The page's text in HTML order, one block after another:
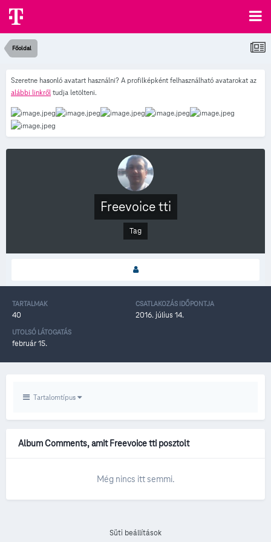
Főoldal
Szeretne hasonló avatart használni? A profilképként felhasználható avatarokat az
alábbi linkről tudja letölteni.
Freevoice tti
Tag
TARTALMAK
40
CSATLAKOZÁS IDŐPONTJA
2016. július 14.
UTOLSÓ LÁTOGATÁS
február 15.
Tartalomtípus
Album Comments, amit Freevoice tti posztolt
Még nincs itt semmi.
Süti beállítások